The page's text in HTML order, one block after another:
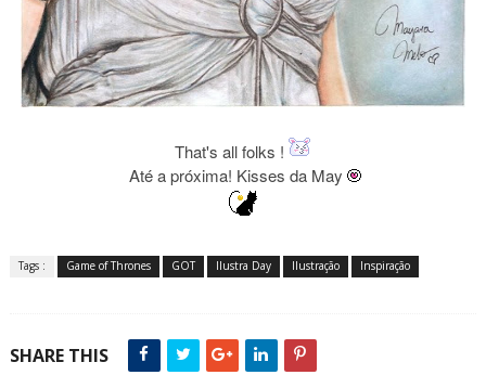
That's all folks !
Até a próxima! Kisses da May
Tags : Game of Thrones GOT Ilustra Day Ilustração Inspiração
SHARE THIS